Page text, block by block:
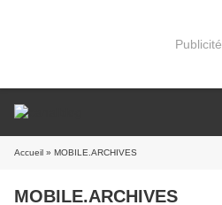
Publicité
Accueil » MOBILE.ARCHIVES
MOBILE.ARCHIVES